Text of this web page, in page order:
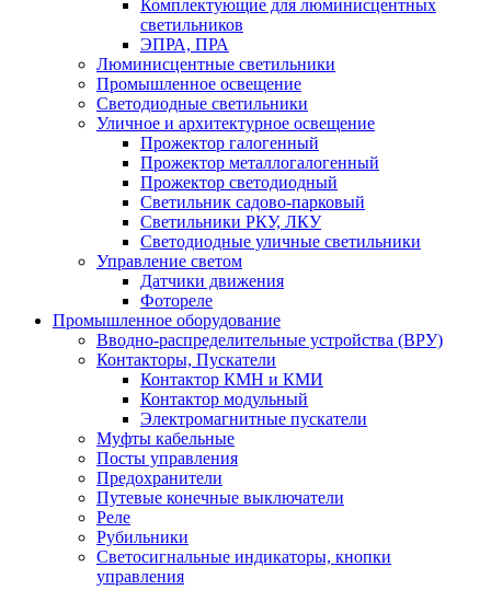
Комплектующие для люминисцентных
светильников
ЭПРА, ПРА
Люминисцентные светильники
Промышленное освещение
Светодиодные светильники
Уличное и архитектурное освещение
Прожектор галогенный
Прожектор металлогалогенный
Прожектор светодиодный
Светильник садово-парковый
Светильники РКУ, ЛКУ
Светодиодные уличные светильники
Управление светом
Датчики движения
Фотореле
Промышленное оборудование
Вводно-распределительные устройства (ВРУ)
Контакторы, Пускатели
Контактор КМН и КМИ
Контактор модульный
Электромагнитные пускатели
Муфты кабельные
Посты управления
Предохранители
Путевые конечные выключатели
Реле
Рубильники
Светосигнальные индикаторы, кнопки
управления